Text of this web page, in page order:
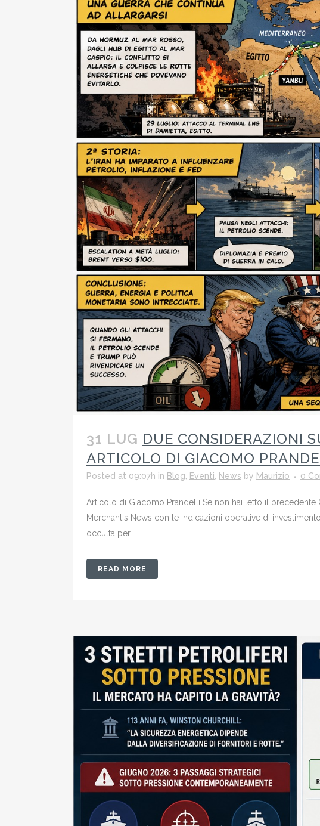
31 LUG DUE CONSIDERAZIONI
ARTICOLO DI GIACOMO
Posted at 09:07h in Blog, Eventi, News by Maurizio 0
Articolo di Giacomo Prandelli Se non hai letto il
Merchant's News con le indicazioni operative di
occulta per...
READ MORE